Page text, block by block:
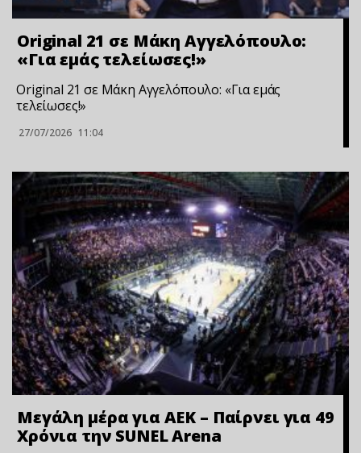
Original 21 σε Μάκη Αγγελόπουλο:
«Για εμάς τελείωσες!»
Original 21 σε Μάκη Αγγελόπουλο: «Για εμάς
τελείωσες!»
27/07/2026 11:04
Μεγάλη μέρα για ΑΕΚ – Παίρνει για 49
Xρόνια την SUNEL Arena